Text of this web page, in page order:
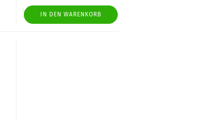
IN DEN WARENKORB